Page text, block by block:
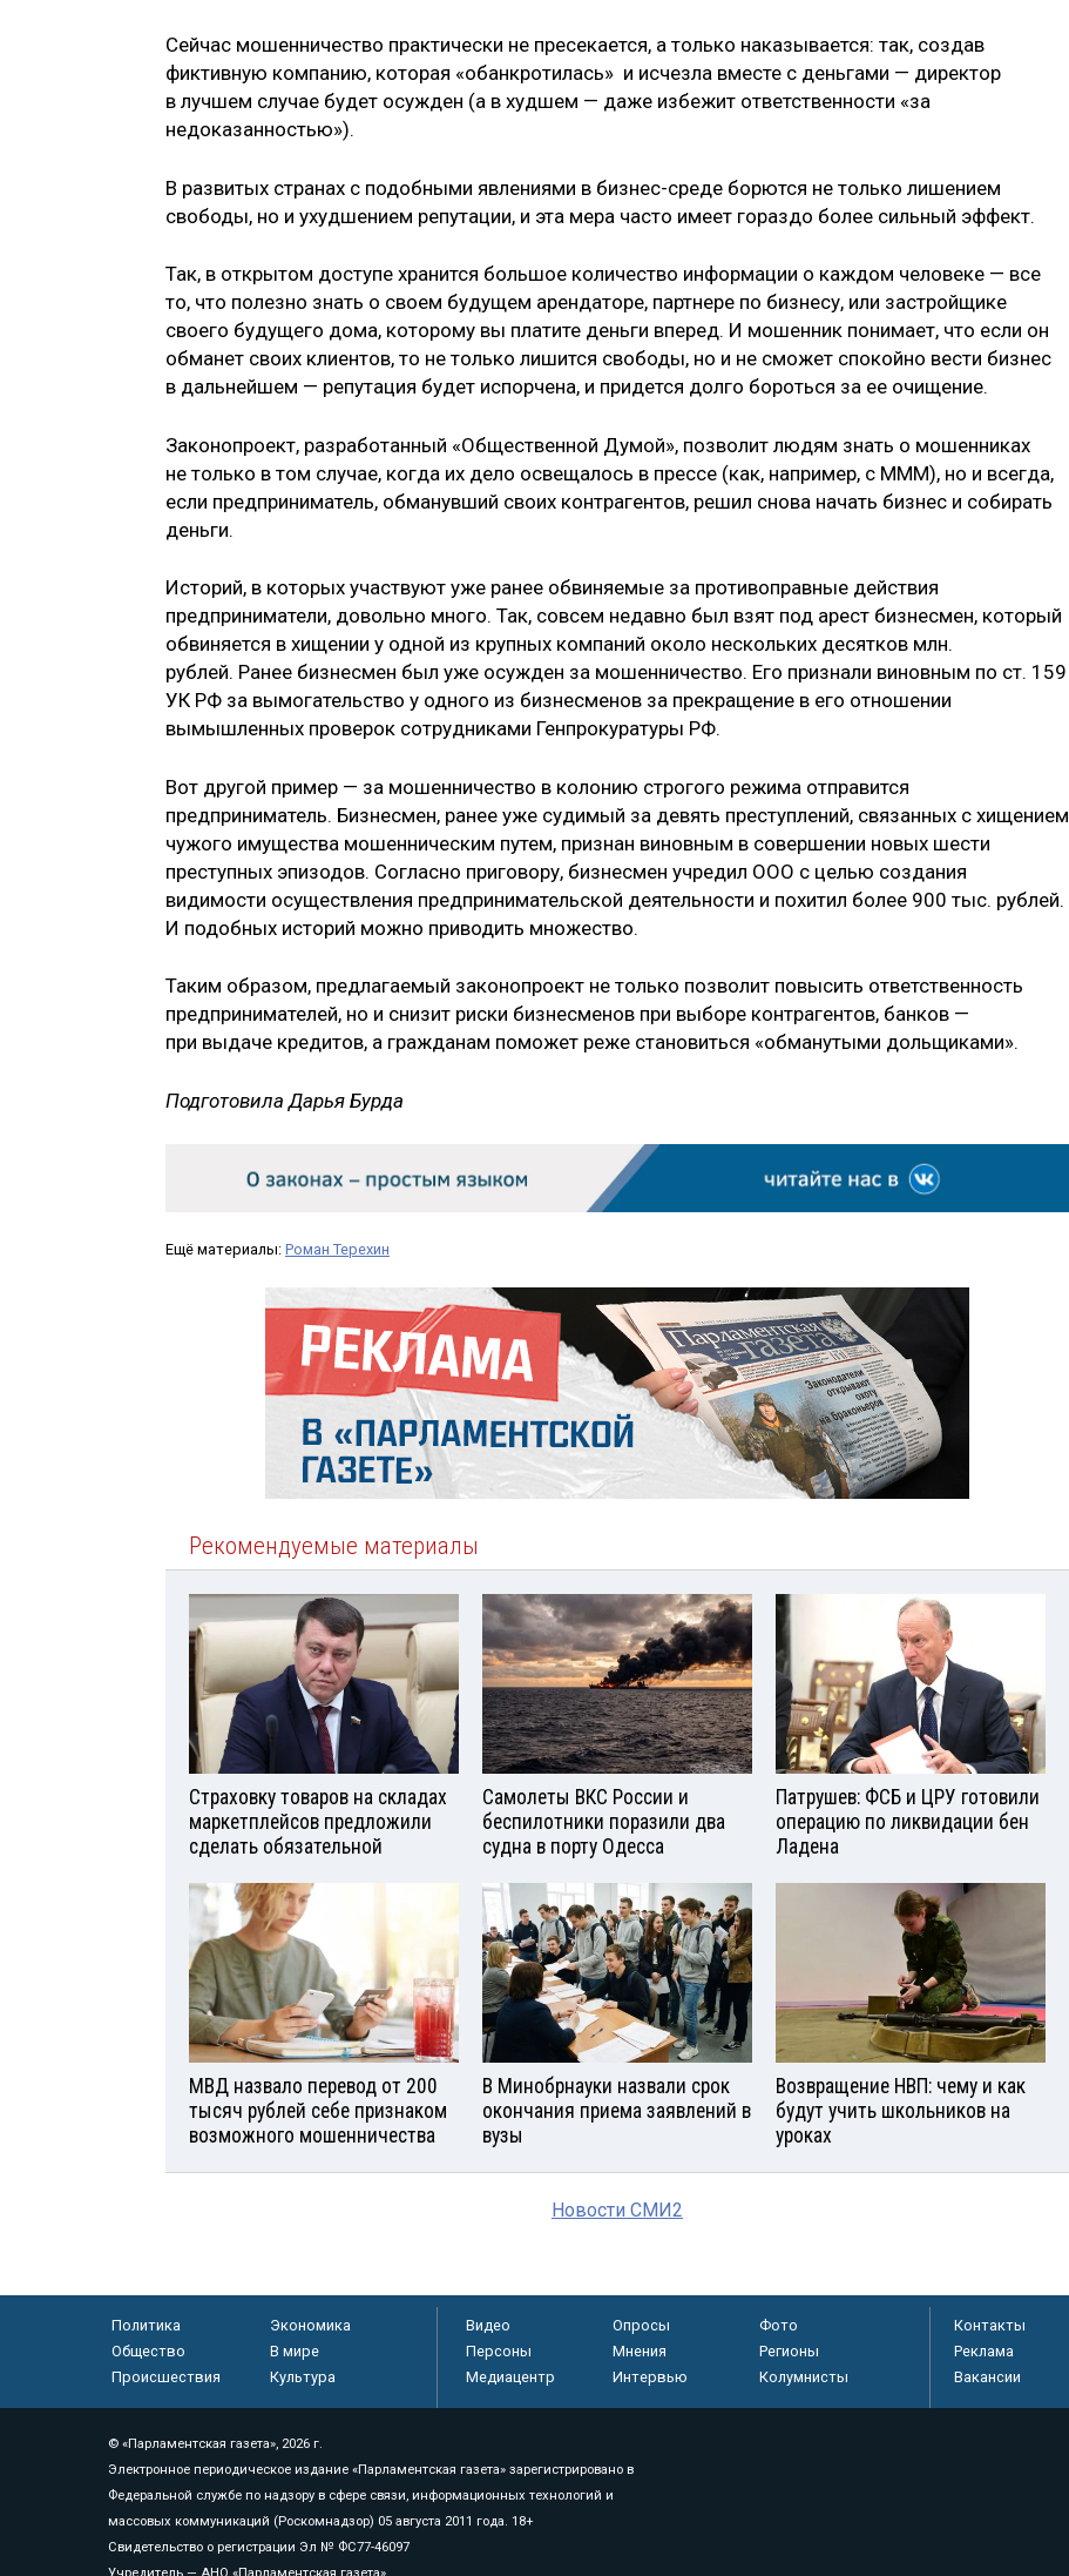
Сейчас мошенничество практически не пресекается, а только наказывается: так, создав
фиктивную компанию, которая «обанкротилась» и исчезла вместе с деньгами — директор
в лучшем случае будет осужден (а в худшем — даже избежит ответственности «за
недоказанностью»).
В развитых странах с подобными явлениями в бизнес-среде борются не только лишением
свободы, но и ухудшением репутации, и эта мера часто имеет гораздо более сильный эффект.
Так, в открытом доступе хранится большое количество информации о каждом человеке — все
то, что полезно знать о своем будущем арендаторе, партнере по бизнесу, или застройщике
своего будущего дома, которому вы платите деньги вперед. И мошенник понимает, что если он
обманет своих клиентов, то не только лишится свободы, но и не сможет спокойно вести бизнес
в дальнейшем — репутация будет испорчена, и придется долго бороться за ее очищение.
Законопроект, разработанный «Общественной Думой», позволит людям знать о мошенниках
не только в том случае, когда их дело освещалось в прессе (как, например, с МММ), но и всегда,
если предприниматель, обманувший своих контрагентов, решил снова начать бизнес и собирать
деньги.
Историй, в которых участвуют уже ранее обвиняемые за противоправные действия
предприниматели, довольно много. Так, совсем недавно был взят под арест бизнесмен, который
обвиняется в хищении у одной из крупных компаний около нескольких десятков млн.
рублей. Ранее бизнесмен был уже осужден за мошенничество. Его признали виновным по ст. 159
УК РФ за вымогательство у одного из бизнесменов за прекращение в его отношении
вымышленных проверок сотрудниками Генпрокуратуры РФ.
Вот другой пример — за мошенничество в колонию строгого режима отправится
предприниматель. Бизнесмен, ранее уже судимый за девять преступлений, связанных с хищением
чужого имущества мошенническим путем, признан виновным в совершении новых шести
преступных эпизодов. Согласно приговору, бизнесмен учредил ООО с целью создания
видимости осуществления предпринимательской деятельности и похитил более 900 тыс. рублей.
И подобных историй можно приводить множество.
Таким образом, предлагаемый законопроект не только позволит повысить ответственность
предпринимателей, но и снизит риски бизнесменов при выборе контрагентов, банков —
при выдаче кредитов, а гражданам поможет реже становиться «обманутыми дольщиками».
Подготовила Дарья Бурда
Ещё материалы: Роман Терехин
Рекомендуемые материалы
Страховку товаров на складах
маркетплейсов предложили
сделать обязательной
Самолеты ВКС России и
беспилотники поразили два
судна в порту Одесса
Патрушев: ФСБ и ЦРУ готовили
операцию по ликвидации бен
Ладена
МВД назвало перевод от 200
тысяч рублей себе признаком
возможного мошенничества
В Минобрнауки назвали срок
окончания приема заявлений в
вузы
Возвращение НВП: чему и как
будут учить школьников на
уроках
Новости СМИ2
Политика
Экономика
Общество
В мире
Происшествия
Культура
Видео Опросы
Фото
Персоны
Мнения
Регионы
Медиацентр
Интервью Колумнисты
Контакты
Реклама
Вакансии
© «Парламентская газета», 2026 г.
Электронное периодическое издание «Парламентская газета» зарегистрировано в
Федеральной службе по надзору в сфере связи, информационных технологий и
массовых коммуникаций (Роскомнадзор) 05 августа 2011 года. 18+
Свидетельство о регистрации Эл № ФС77-46097